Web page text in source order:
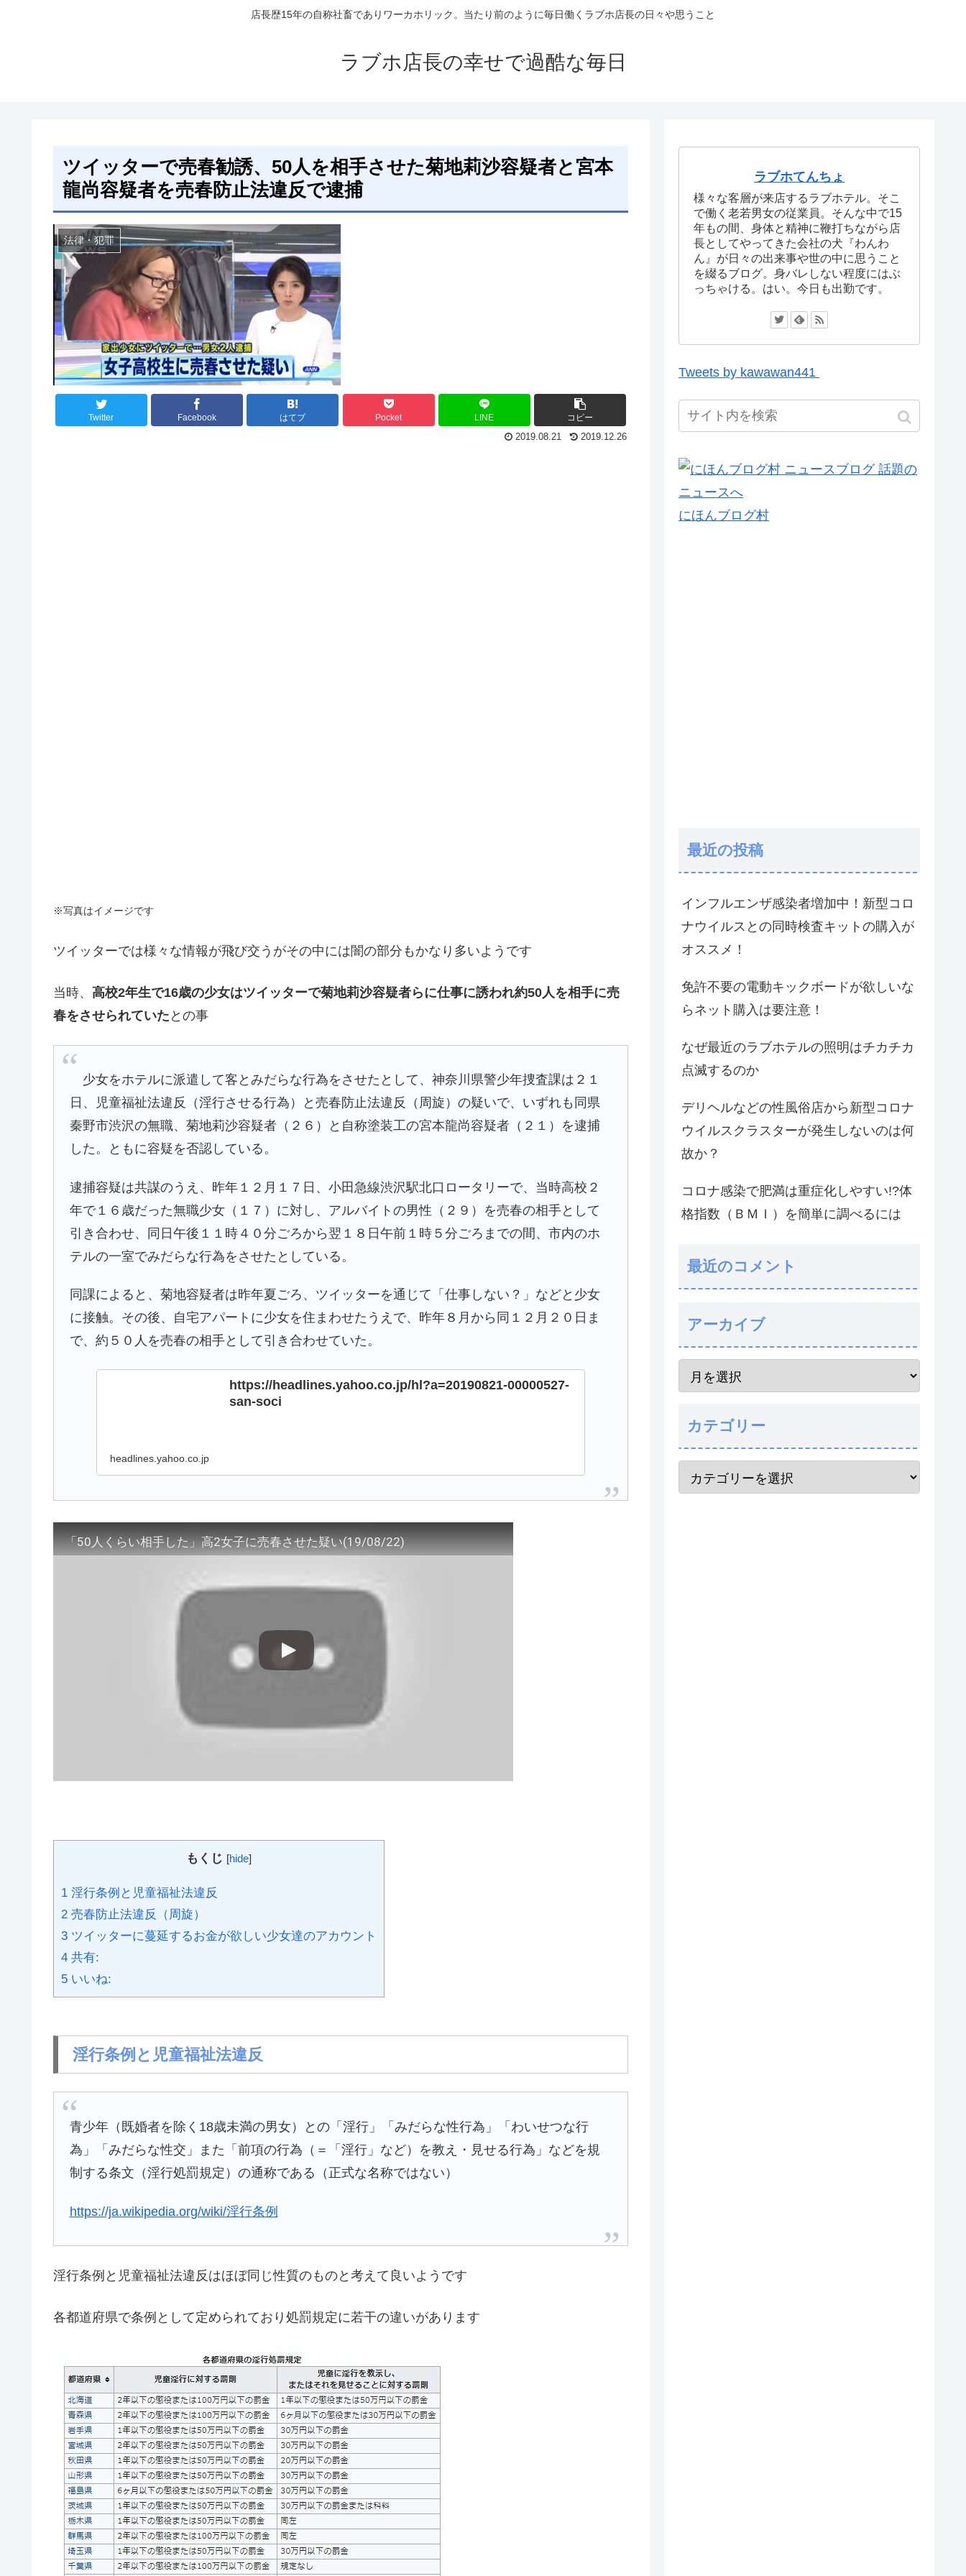
店長歴15年の自称社畜でありワーカホリック。当たり前のように毎日働くラブホ店長の日々や思うこと
ラブホ店長の幸せで過酷な毎日
ツイッターで売春勧誘、50人を相手させた菊地莉沙容疑者と宮本
龍尚容疑者を売春防止法違反で逮捕
法律・犯罪
Twitter Facebook はてブ Pocket LINE
コピー
2019.12.26
2019.08.21
※写真はイメージです
ツイッターでは様々な情報が飛び交うがその中には闇の部分もかなり多いようです
当時、 高校2年生で16歳の少女はツイッターで菊地莉沙容疑者らに仕事に誘われ約50人を相手に売
春をさせられていた との事
少女をホテルに派遣して客とみだらな行為をさせたとして、神奈川県警少年捜査課は２１
日、児童福祉法違反（淫行させる行為）と売春防止法違反（周旋）の疑いで、いずれも同県
秦野市渋沢の無職、菊地莉沙容疑者（２６）と自称塗装工の宮本龍尚容疑者（２１）を逮捕
した。ともに容疑を否認している。
逮捕容疑は共謀のうえ、昨年１２月１７日、小田急線渋沢駅北口ロータリーで、当時高校２
年で１６歳だった無職少女（１７）に対し、アルバイトの男性（２９）を売春の相手として
引き合わせ、同日午後１１時４０分ごろから翌１８日午前１時５分ごろまでの間、市内のホ
テルの一室でみだらな行為をさせたとしている。
同課によると、菊地容疑者は昨年夏ごろ、ツイッターを通じて「仕事しない？」などと少女
に接触。その後、自宅アパートに少女を住まわせたうえで、昨年８月から同１２月２０日ま
で、約５０人を売春の相手として引き合わせていた。
https://headlines.yahoo.co.jp/hl?a=20190821-00000527-
san-soci
headlines.yahoo.co.jp
「50人くらい相手した」高2女子に売春させた疑い(19/08/22)
もくじ [hide]
1 淫行条例と児童福祉法違反
2 売春防止法違反（周旋）
3 ツイッターに蔓延するお金が欲しい少女達のアカウント
4 共有:
5 いいね:
淫行条例と児童福祉法違反
青少年（既婚者を除く18歳未満の男女）との「淫行」「みだらな性行為」「わいせつな行
為」「みだらな性交」また「前項の行為（＝「淫行」など）を教え・見せる行為」などを規
制する条文（淫行処罰規定）の通称である（正式な名称ではない）
https://ja.wikipedia.org/wiki/淫行条例
淫行条例と児童福祉法違反はほぼ同じ性質のものと考えて良いようです
各都道府県で条例として定められており処罰規定に若干の違いがあります
ラブホてんちょ
様々な客層が来店するラブホテル。そこ
で働く老若男女の従業員。そんな中で15
年もの間、身体と精神に鞭打ちながら店
長としてやってきた会社の犬『わんわ
ん』が日々の出来事や世の中に思うこと
を綴るブログ。身バレしない程度にはぶ
っちゃける。はい。今日も出勤です。
Tweets by kawawan441
にほんブログ村
最近の投稿
インフルエンザ感染者増加中！新型コロ
ナウイルスとの同時検査キットの購入が
オススメ！
免許不要の電動キックボードが欲しいな
らネット購入は要注意！
なぜ最近のラブホテルの照明はチカチカ
点滅するのか
デリヘルなどの性風俗店から新型コロナ
ウイルスクラスターが発生しないのは何
故か？
コロナ感染で肥満は重症化しやすい!?体
格指数（ＢＭＩ）を簡単に調べるには
最近のコメント
アーカイブ
カテゴリー